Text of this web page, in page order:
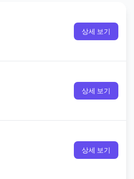
상세 보기
상세 보기
상세 보기